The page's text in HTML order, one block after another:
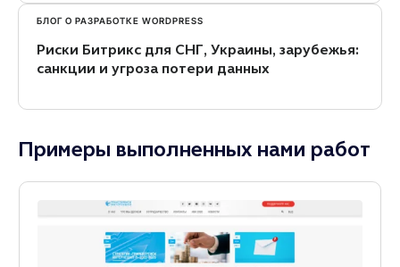
БЛОГ О РАЗРАБОТКЕ WORDPRESS
Риски Битрикс для СНГ, Украины, зарубежья:
санкции и угроза потери данных
Примеры выполненных нами работ